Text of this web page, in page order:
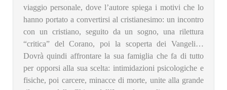
viaggio personale, dove l’autore spiega i motivi che lo
hanno portato a convertirsi al cristianesimo: un incontro
con un cristiano, seguito da un sogno, una rilettura
“critica” del Corano, poi la scoperta dei Vangeli…
Dovrà quindi affrontare la sua famiglia che fa di tutto
per opporsi alla sua scelta: intimidazioni psicologiche e
fisiche, poi carcere, minacce di morte, unite alla grande